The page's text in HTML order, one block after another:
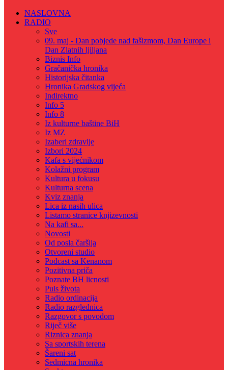
NASLOVNA
RADIO
Sve
09. maj - Dan pobjede nad fašizmom, Dan Europe i
Dan Zlatnih ljiljana
Biznis Info
Gračanička hronika
Historijska čitanka
Hronika Gradskog vijeća
Indirektno
Info 5
Info 8
Iz kulturne baštine BiH
Iz MZ
Izaberi zdravlje
Izbori 2024
Kafa s vijećnikom
Kolažni program
Kultura u fokusu
Kulturna scena
Kviz znanja
Lica iz nasih ulica
Listamo stranice knjizevnosti
Na kafi sa...
Novosti
Od posla čaršija
Otvoreni studio
Podcast sa Kenanom
Pozitivna priča
Poznate BH licnosti
Puls života
Radio ordinacija
Radio razglednica
Razgovor s povodom
Riječ više
Riznica znanja
Sa sportskih terena
Šareni sat
Sedmicna hronika